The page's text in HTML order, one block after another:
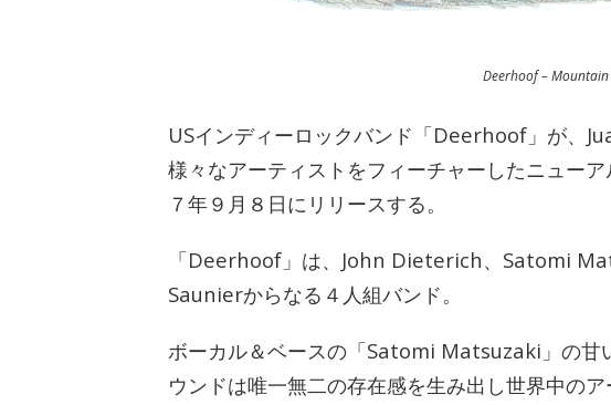
Deerhoof – Mountain
USインディーロックバンド「Deerhoof」が
様々なアーティストをフィーチャーしたニュー
７年９月８日にリリースする。
「Deerhoof」は、John Dieterich、Satomi
Saunierからなる４人組バンド。
ボーカル＆ベースの「Satomi Matsuzaki」の甘
ウンドは唯一無二の存在感を生み出し世界中の